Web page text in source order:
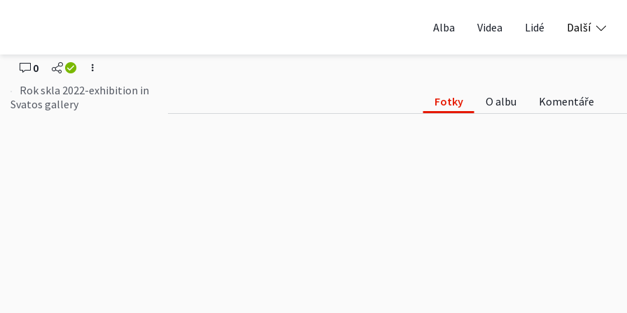
Alba Videa Lidé Další
Rok skla 2022-exhibition in Svatos gallery
0
Rok skla 2022-exhibition in
Svatos gallery
Fotky O albu Komentáře